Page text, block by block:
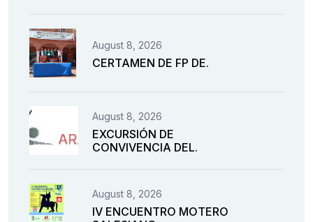
August 8, 2026
CERTAMEN DE FP DE.
August 8, 2026
EXCURSIÓN DE
CONVIVENCIA DEL.
August 8, 2026
IV ENCUENTRO MOTERO